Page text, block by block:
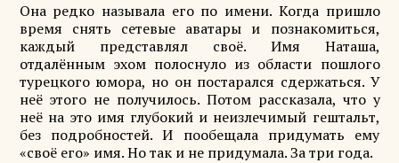
Она редко называла его по имени. Когда пришло
время снять сетевые аватары и познакомиться,
каждый представлял своё. Имя Наташа,
отдалённым эхом полоснуло из области пошлого
турецкого юмора, но он постарался сдержаться. У
неё этого не получилось. Потом рассказала, что у
неё на это имя глубокий и неизлечимый гештальт,
без подробностей. И пообещала придумать ему
«своё его» имя. Но так и не придумала. За три года.